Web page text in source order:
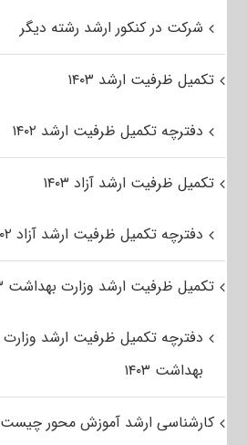
شرکت در کنکور ارشد رشته دیگر
تکمیل ظرفیت ارشد ۱۴۰۳
دفترچه تکمیل ظرفیت ارشد ۱۴۰۲
تکمیل ظرفیت ارشد آزاد ۱۴۰۳
دفترچه تکمیل ظرفیت ارشد آزاد ۱۴۰۲
تکمیل ظرفیت ارشد وزارت بهداشت ۱۴۰۳
دفترچه تکمیل ظرفیت ارشد وزارت
بهداشت ۱۴۰۳
کارشناسی ارشد آموزش محور چیست